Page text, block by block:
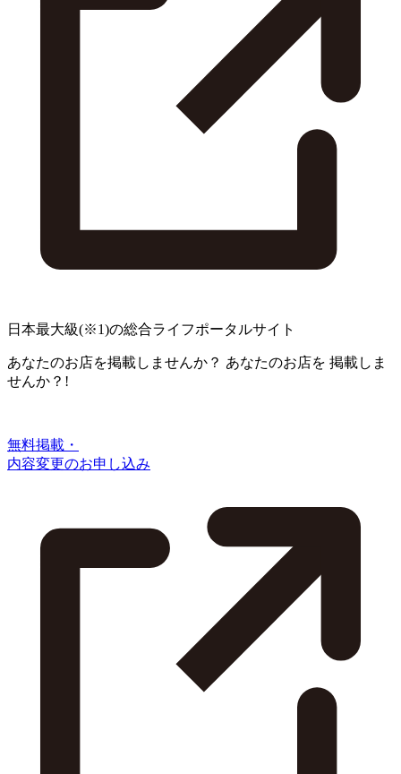
日本最大級(※1)の総合ライフポータルサイト
あなたのお店を掲載しませんか？ あなたのお店を 掲載しま
せんか？!
無料掲載・
内容変更のお申し込み